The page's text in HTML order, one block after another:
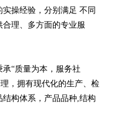
操经验，分别满足 不同
理、多方面的专业服
“质量为本，服务社
，拥有现代化的生产、检
构体系，产品品种,结构